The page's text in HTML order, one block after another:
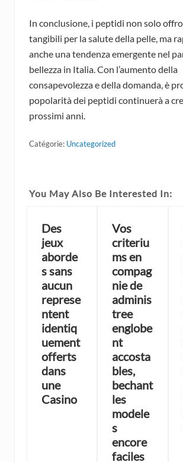
In conclusione, i peptidi non solo
tangibili per la salute della pelle, ma
anche una tendenza emergente nel
bellezza in Italia. Con l’aumento della
consapevolezza e della domanda, è
popolarità dei peptidi continuerà a
prossimi anni.
Catégorie: Uncategorized
You May Also Be Interested In:
Des
jeux
aborde
s sans
aucun
represe
ntent
identiq
uement
offerts
dans
une
Casino
Vos
criteriu
ms en
compag
nie de
adminis
tree
englobe
nt
accosta
bles,
bechant
les
modele
s
encore
faciles